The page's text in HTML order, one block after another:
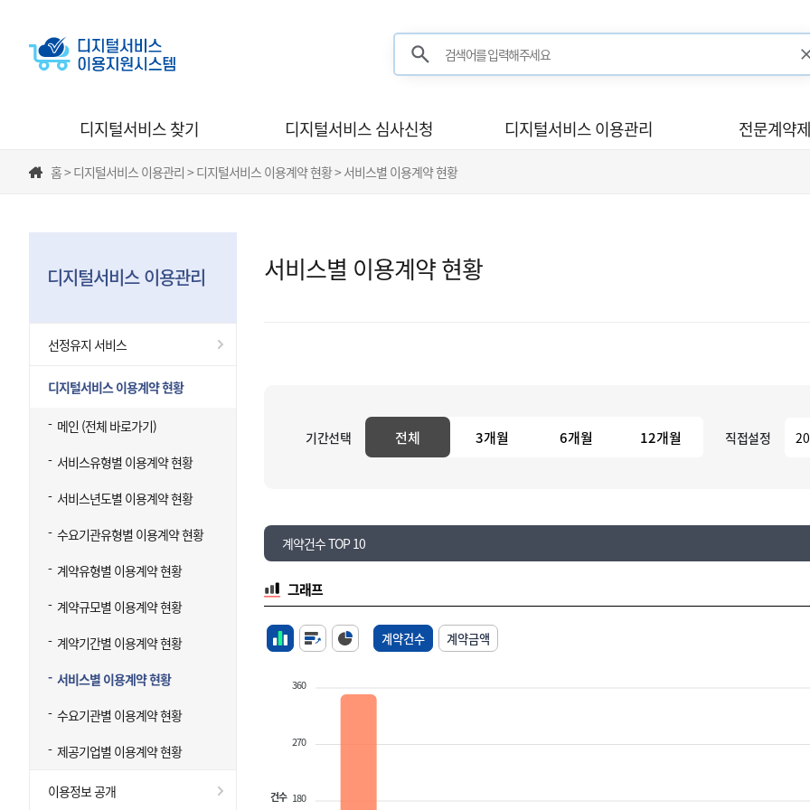
검색어를 입력해주세요
디지털서비스 찾기 디지털서비스 심사신청 디지털서비스 이용관리 전문계약
홈 > 디지털서비스 이용관리 > 디지털서비스 이용계약 현황 > 서비스별 이용계약 현황
디지털서비스 이용관리
선정유지 서비스
디지털서비스 이용계약 현황
메인 (전체 바로가기)
서비스유형별 이용계약 현황
서비스년도별 이용계약 현황
수요기관유형별 이용계약 현황
계약유형별 이용계약 현황
계약규모별 이용계약 현황
계약기간별 이용계약 현황
서비스별 이용계약 현황
수요기관별 이용계약 현황
제공기업별 이용계약 현황
이용정보 공개
서비스별 이용계약 현황
기간선택 전체 3개월 6개월 12개월 직접설정
계약건수 TOP 10
그래프
계약건수 계약금액
360
270
180
건수